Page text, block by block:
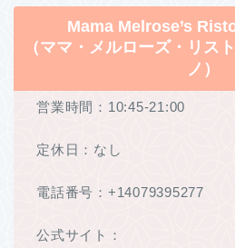
Mama Melrose’s
（ママ・メルローズ・リス
ノ）
営業時間：10:45-21:00
定休日：なし
電話番号：+14079395277
公式サイト：